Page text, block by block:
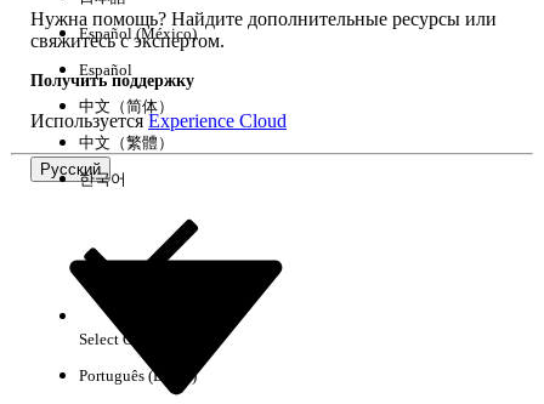
Очистить все Готово
Результаты отсутствуют
Нужна помощь? Найдите дополнительные ресурсы или
свяжитесь с экспертом.
Получить поддержку
ИспользуетсяExperience Cloud
Русский
Español (México)
Español
中文（简体）
中文（繁體）
한국어
Select Org
Português (Brasil)